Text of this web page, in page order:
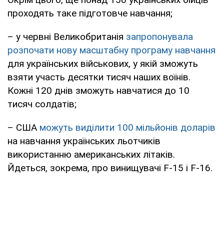
проходять таке підготовче навчання;
– у червні Великобританія запропонувала
розпочати нову масштабну програму навчання
для українських військових, у якій зможуть
взяти участь десятки тисяч наших воїнів.
Кожні 120 днів зможуть навчатися до 10
тисяч солдатів;
– США можуть виділити 100 мільйонів доларів
на навчання українських льотчиків
використанню американських літаків.
Йдеться, зокрема, про винищувачі F-15 і F-16.